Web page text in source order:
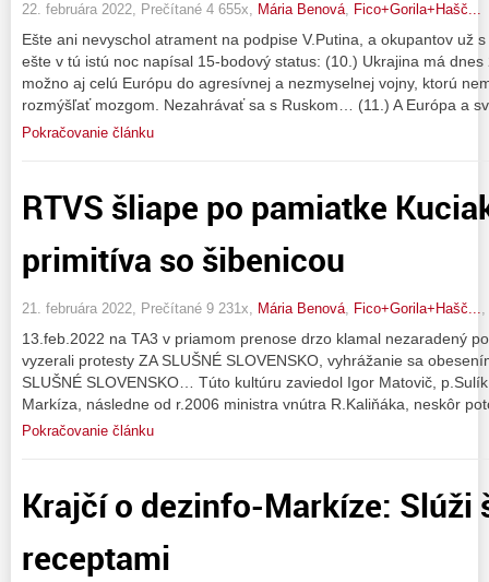
22. februára 2022, Prečítané 4 655x, Mária Benová, Fico+Gorila+Hašč...
Ešte ani nevyschol atrament na podpise V.Putina, a okupantov už
ešte v tú istú noc napísal 15-bodový status: (10.) Ukrajina má
možno aj celú Európu do agresívnej a nezmyselnej vojny, ktorú
rozmýšľať mozgom. Nezahrávať sa s Ruskom… (11.) A Európa a
Pokračovanie článku
RTVS šliape po pamiatke
primitíva so šibenicou
21. februára 2022, Prečítané 9 231x, Mária Benová, Fico+Gorila+Hašč...,
13.feb.2022 na TA3 v priamom prenose drzo klamal nezaradený
vyzerali protesty ZA SLUŠNÉ SLOVENSKO, vyhrážanie sa
SLUŠNÉ SLOVENSKO… Túto kultúru zaviedol Igor Matovič,
Markíza, následne od r.2006 ministra vnútra R.Kaliňáka, neskôr
Pokračovanie článku
Krajčí o dezinfo-Markíze: Slúži
receptami